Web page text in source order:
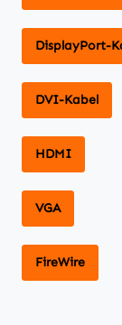
DisplayPort-
DVI-Kabel
HDMI
VGA
FireWire